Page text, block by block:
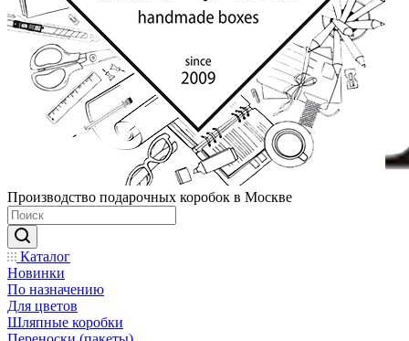
Производство подарочных коробок в Москве
Каталог
Новинки
По назначению
Для цветов
Шляпные коробки